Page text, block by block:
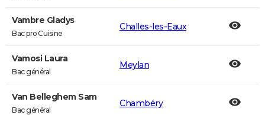
Vambre Gladys
Bac pro Cuisine
Challes-les-Eaux
Vamosi Laura
Bac général
Meylan
Van Belleghem Sam
Bac général
Chambéry